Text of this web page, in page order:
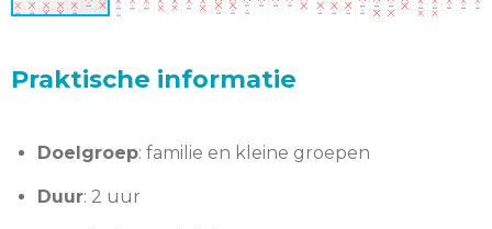
Praktische informatie
Doelgroep: familie en kleine groepen
Duur: 2 uur